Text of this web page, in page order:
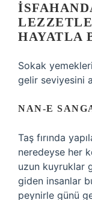
HAYATLA
Sokak
gelir seviyesini
NAN-E
Taş fırında
neredeyse her
uzun kuyruklar
giden insanlar
peynirle günü